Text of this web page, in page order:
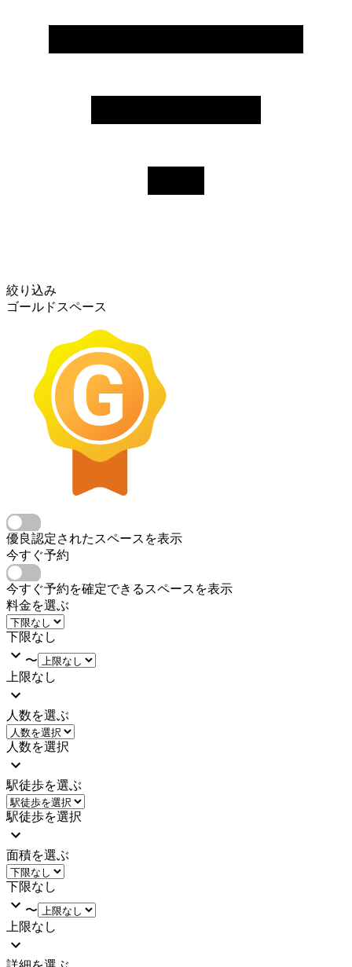
絞り込み
ゴールドスペース
優良認定されたスペースを表示
今すぐ予約
今すぐ予約を確定できるスペースを表示
料金を選ぶ
下限なし
〜
上限なし
人数を選ぶ
人数を選択
駅徒歩を選ぶ
駅徒歩を選択
面積を選ぶ
下限なし
〜
上限なし